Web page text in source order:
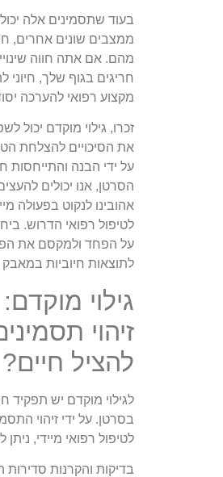
בעוד שתסמינים אלה
ממצבים שונים אחרים,
מהם. אם אתה חווה
חריגים בגוף שלך, חיוני
מקצוע רפואי להערכה
זכרו, גילוי מוקדם יכול
את הסיכויים להצלחת
על ידי הבנה והתייחסות
הסרטן, אנו יכולים
אהובינו לנקוט בפעולה
לטיפול רפואי הדרוש.
על הפחד ולמקסם את
לתוצאות חיוביות
גילוי
זיהוי
להציל חיים?
לגילוי מוקדם יש תפקיד
בסרטן. על ידי זיהוי
לטיפול רפואי מיידי, ניתן
בדיקות והקרנות סדירות הן